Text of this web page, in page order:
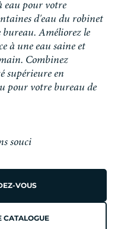
eau pour votre
ntaines d'eau du robinet
bureau. Améliorez le
e à une eau saine et
ain. Combinez
é supérieure en
u pour votre bureau de
souci
VOUS
CATALOGUE